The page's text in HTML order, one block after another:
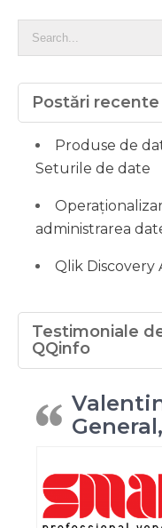
Postări recente
Produse de
Seturile de date
administrarea
Qlik Discovery
Testimoniale
QQinfo